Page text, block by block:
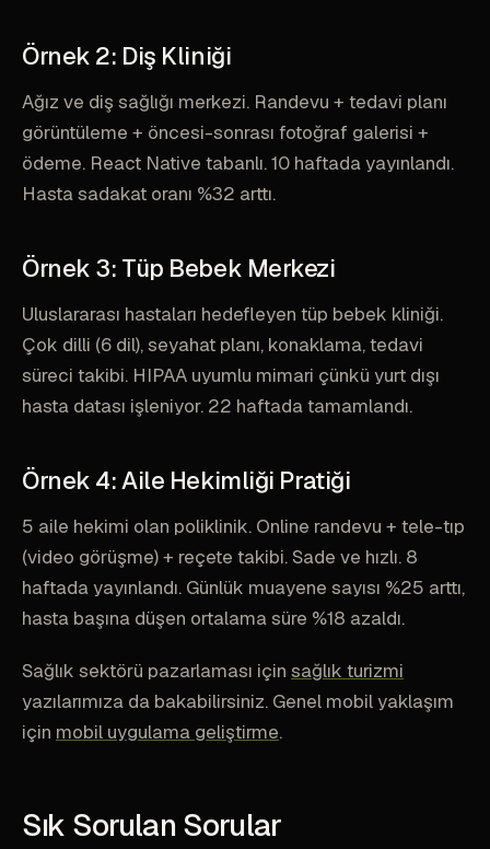
Örnek 2: Diş Kliniği
Ağız ve diş sağlığı merkezi. Randevu + tedavi planı
görüntüleme + öncesi-sonrası fotoğraf galerisi +
ödeme. React Native tabanlı. 10 haftada yayınlandı.
Hasta sadakat oranı %32 arttı.
Örnek 3: Tüp Bebek Merkezi
Uluslararası hastaları hedefleyen tüp bebek kliniği.
Çok dilli (6 dil), seyahat planı, konaklama, tedavi
süreci takibi. HIPAA uyumlu mimari çünkü yurt dışı
hasta datası işleniyor. 22 haftada tamamlandı.
Örnek 4: Aile Hekimliği Pratiği
5 aile hekimi olan poliklinik. Online randevu + tele-tıp
(video görüşme) + reçete takibi. Sade ve hızlı. 8
haftada yayınlandı. Günlük muayene sayısı %25 arttı,
hasta başına düşen ortalama süre %18 azaldı.
Sağlık sektörü pazarlaması için sağlık turizmi
yazılarımıza da bakabilirsiniz. Genel mobil yaklaşım
için mobil uygulama geliştirme.
Sık Sorulan Sorular